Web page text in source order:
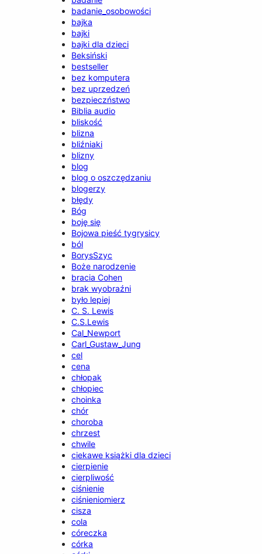
badanie_osobowości
bajka
bajki
bajki dla dzieci
Beksiński
bestseller
bez komputera
bez uprzedzeń
bezpieczństwo
Biblia audio
bliskość
blizna
bliźniaki
blizny
blog
blog o oszczędzaniu
blogerzy
błędy
Bóg
boję się
Bojowa pieść tygrysicy
ból
BorysSzyc
Boże narodzenie
bracia Cohen
brak wyobraźni
było lepiej
C. S. Lewis
C.S.Lewis
Cal_Newport
Carl_Gustaw_Jung
cel
cena
chłopak
chłopiec
choinka
chór
choroba
chrzest
chwile
ciekawe książki dla dzieci
cierpienie
cierpliwość
ciśnienie
ciśnieniomierz
cisza
cola
córeczka
córka